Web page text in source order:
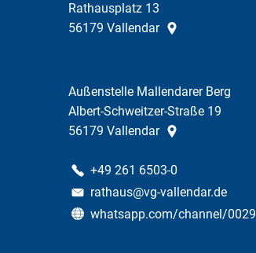
Rathausplatz 13
56179 Vallendar
Außenstelle Mallendarer Berg
Albert-Schweitzer-Straße 19
56179 Vallendar
+49 261 6503-0
rathaus@vg-vallendar.de
whatsapp.com/channel/